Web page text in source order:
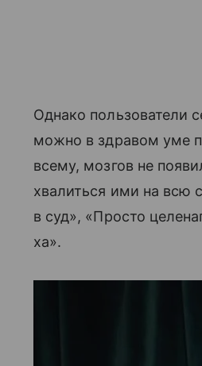
Однако пользователи
можно в здравом уме
всему, мозгов не
хвалиться ими на всю
в суд», «Просто
ха».